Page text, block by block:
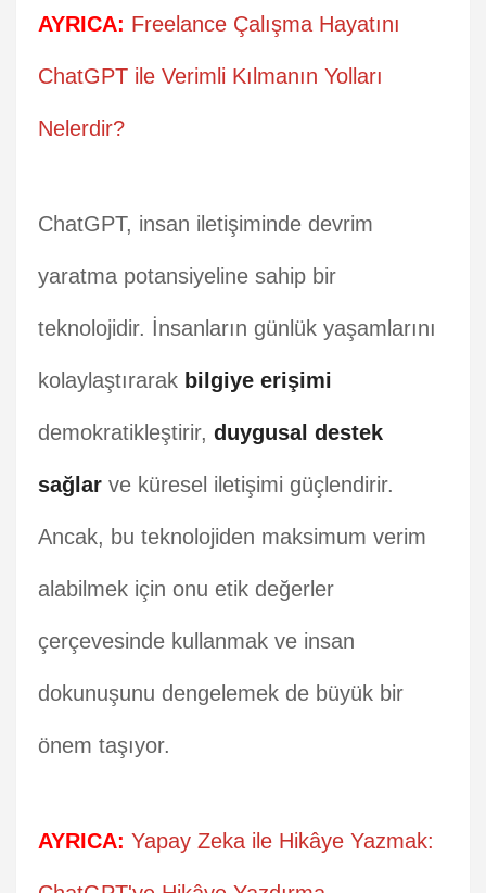
AYRICA: Freelance Çalışma Hayatını
ChatGPT ile Verimli Kılmanın Yolları
Nelerdir?
ChatGPT, insan iletişiminde devrim
yaratma potansiyeline sahip bir
teknolojidir. İnsanların günlük yaşamlarını
kolaylaştırarak bilgiye erişimi
demokratikleştirir, duygusal destek
sağlar ve küresel iletişimi güçlendirir.
Ancak, bu teknolojiden maksimum verim
alabilmek için onu etik değerler
çerçevesinde kullanmak ve insan
dokunuşunu dengelemek de büyük bir
önem taşıyor.
AYRICA: Yapay Zeka ile Hikâye Yazmak: